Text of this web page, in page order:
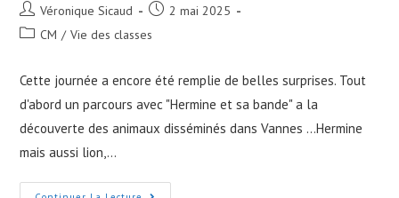
Post
author:
Véronique Sicaud
Post2 mai 2025
PostCM / Vie des classes
Cette journée a encore été remplie de belles surprises. Tout
d'abord un parcours avec "Hermine et sa bande" a la
découverte des animaux disséminés dans Vannes ...Hermine
mais aussi lion,…